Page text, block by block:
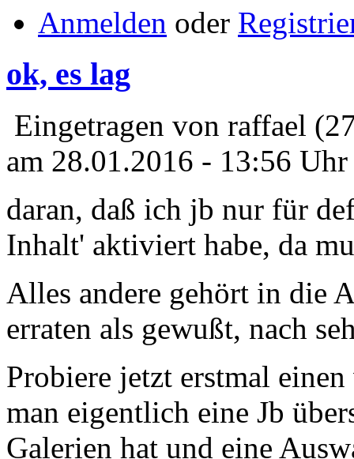
Anmelden oder
ok, es lag
Eingetragen von raffael
am 28.01.2016 - 13:56 Uhr
daran, daß ich jb nur für
Inhalt' aktiviert habe, da
Alles andere gehört in die
erraten als gewußt, nach
Probiere jetzt erstmal
man eigentlich eine Jb
Galerien hat und eine